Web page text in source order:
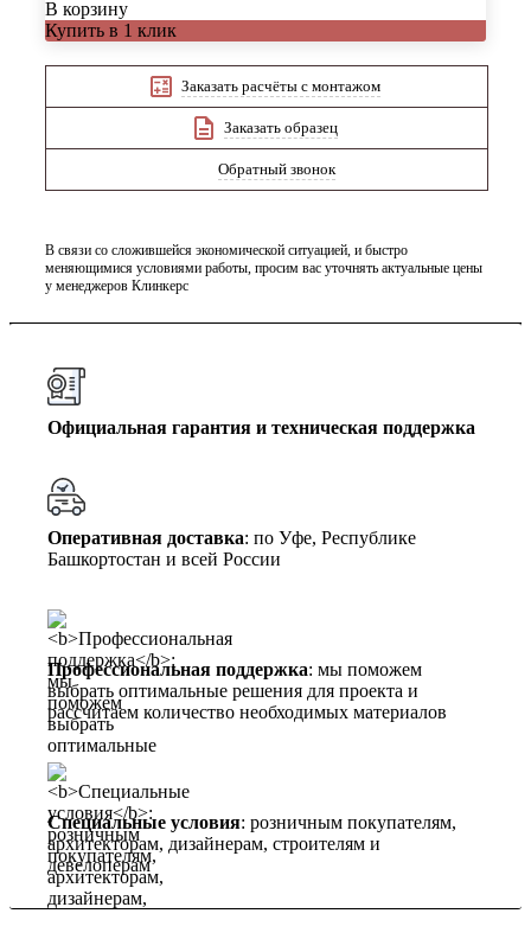
В корзину
Купить в 1 клик
Заказать расчёты с монтажом
Заказать образец
Обратный звонок
В связи со сложившейся экономической ситуацией, и быстро
меняющимися условиями работы, просим вас уточнять актуальные цены
у менеджеров Клинкерс
Официальная гарантия и техническая поддержка
Оперативная доставка: по Уфе, Республике
Башкортостан и всей России
Профессиональная поддержка: мы поможем
выбрать оптимальные решения для проекта и
рассчитаем количество необходимых материалов
Специальные условия: розничным покупателям,
архитекторам, дизайнерам, строителям и
девелоперам